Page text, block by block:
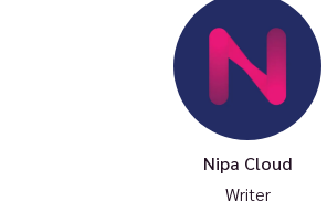
Nipa Cloud
Writer